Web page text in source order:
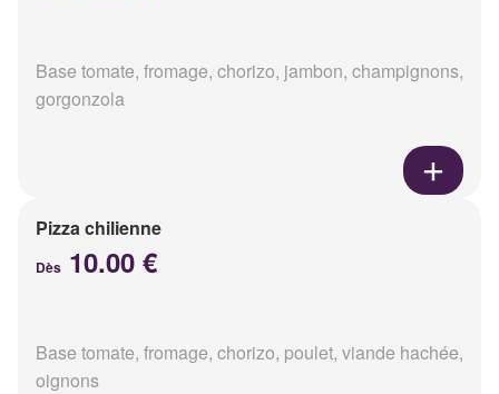
Base tomate, fromage, chorizo, jambon, champignons,
gorgonzola
Pizza chilienne
Dès 10.00 €
Base tomate, fromage, chorizo, poulet, viande hachée,
oignons